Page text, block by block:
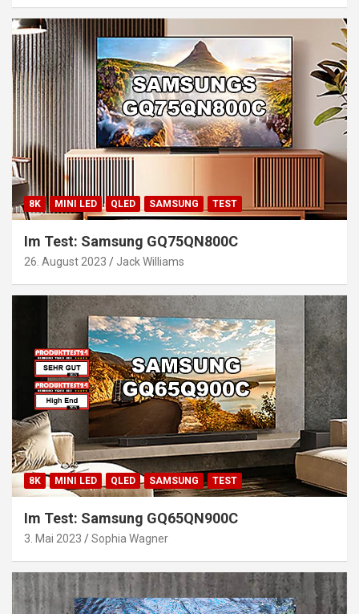
8K MINI LED QLED SAMSUNG TEST
Im Test: Samsung GQ75QN800C
26. August 2023 Jack Williams
8K MINI LED QLED SAMSUNG TEST
Im Test: Samsung GQ65QN900C
3. Mai 2023 Sophia Wagner